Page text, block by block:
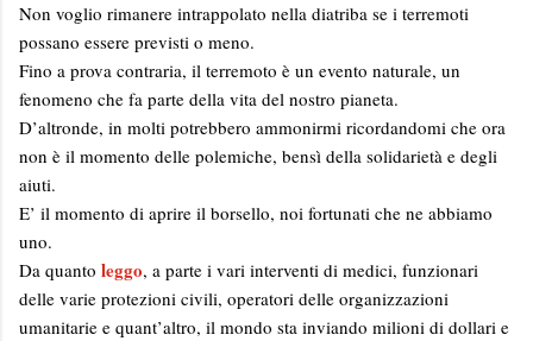
Non voglio rimanere intrappolato nella diatriba se i terremoti
possano essere previsti o meno.
Fino a prova contraria, il terremoto è un evento naturale, un
fenomeno che fa parte della vita del nostro pianeta.
D’altronde, in molti potrebbero ammonirmi ricordandomi che ora
non è il momento delle polemiche, bensì della solidarietà e degli
aiuti.
E’ il momento di aprire il borsello, noi fortunati che ne abbiamo
uno.
Da quanto leggo, a parte i vari interventi di medici, funzionari
delle varie protezioni civili, operatori delle organizzazioni
umanitarie e quant’altro, il mondo sta inviando milioni di dollari e